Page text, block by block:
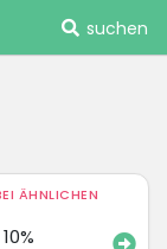
suchen
ÄHNLICHEN